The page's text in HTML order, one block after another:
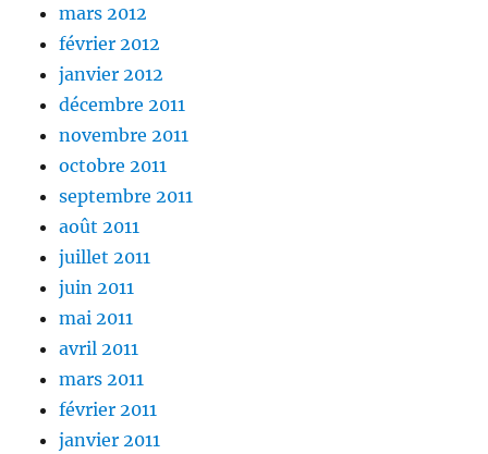
mars 2012
février 2012
janvier 2012
décembre 2011
novembre 2011
octobre 2011
septembre 2011
août 2011
juillet 2011
juin 2011
mai 2011
avril 2011
mars 2011
février 2011
janvier 2011